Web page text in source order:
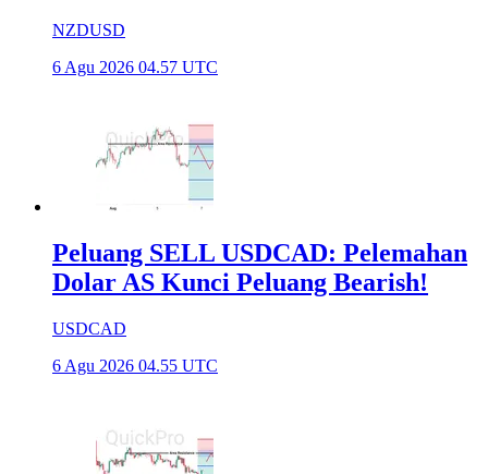
NZDUSD
6 Agu 2026 04.57 UTC
Peluang SELL USDCAD: Pelemahan
Dolar AS Kunci Peluang Bearish!
USDCAD
6 Agu 2026 04.55 UTC